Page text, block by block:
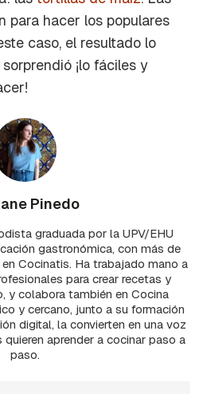
para hacer los populares
caso, el resultado lo
¡lo fáciles y
Pinedo
graduada por la UPV/EHU
gastronómica, con más de
Cocinatis. Ha trabajado mano a
para crear recetas y
y colabora también en Cocina
y cercano, junto a su formación
digital, la convierten en una voz
quieren aprender a cocinar paso a
paso.